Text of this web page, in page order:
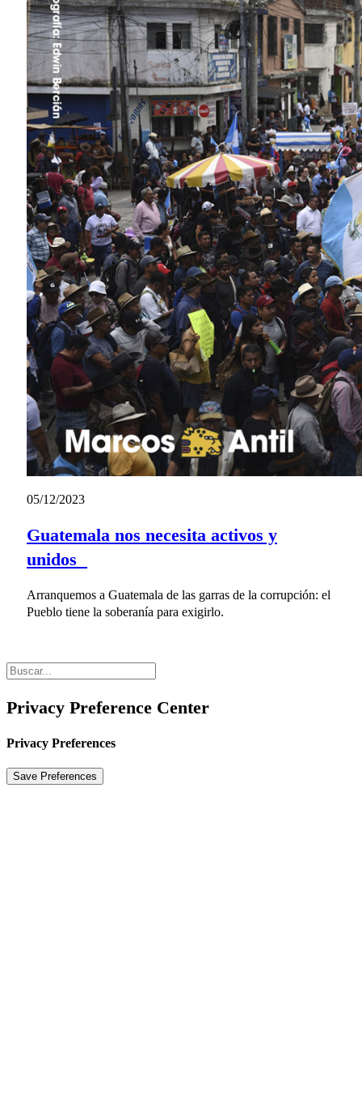
05/12/2023
Guatemala nos necesita activos y
unidos
Arranquemos a Guatemala de las garras de la corrupción: el
Pueblo tiene la soberanía para exigirlo.
Privacy Preference Center
Privacy Preferences